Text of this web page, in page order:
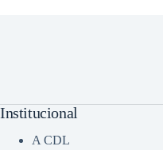
Institucional
A CDL